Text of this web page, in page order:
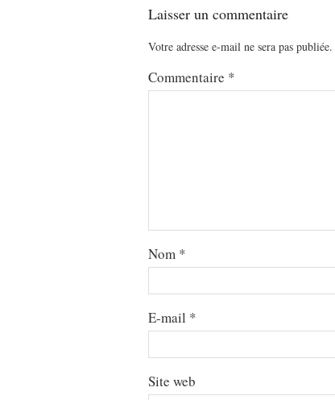
Laisser un commentaire
Votre adresse e-mail ne sera pas publiée.
Commentaire *
Nom *
E-mail *
Site web